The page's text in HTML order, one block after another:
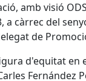
amb visió
a càrrec del
de
d'equitat en
Fernández